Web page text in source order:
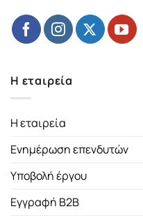
Η εταιρεία
Η εταιρεία
Ενημέρωση επενδυτών
Υποβολή έργου
Εγγραφή B2B